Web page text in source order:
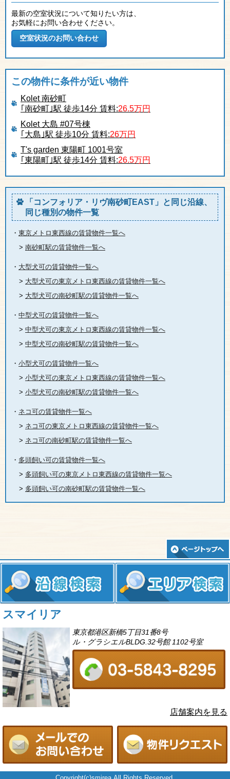
最新の空室状況について知りたい方は、
お気軽にお問い合わせください。
この物件に条件が近い物件
Kolet 南砂町
｢南砂町｣駅 徒歩14分 賃料:26.5万円
Kolet 大島 #07号棟
｢大島｣駅 徒歩10分 賃料:26万円
T's garden 東陽町 1001号室
｢東陽町｣駅 徒歩14分 賃料:26.5万円
「コンフォリア・リヴ南砂町EAST」と同じ沿線、
同じ種別の物件一覧
・ 東京メトロ東西線の賃貸物件一覧へ
> 南砂町駅の賃貸物件一覧へ
・ 大型犬可の賃貸物件一覧へ
> 大型犬可の東京メトロ東西線の賃貸物件一覧へ
> 大型犬可の南砂町駅の賃貸物件一覧へ
・ 中型犬可の賃貸物件一覧へ
> 中型犬可の東京メトロ東西線の賃貸物件一覧へ
> 中型犬可の南砂町駅の賃貸物件一覧へ
・ 小型犬可の賃貸物件一覧へ
> 小型犬可の東京メトロ東西線の賃貸物件一覧へ
> 小型犬可の南砂町駅の賃貸物件一覧へ
・ ネコ可の賃貸物件一覧へ
> ネコ可の東京メトロ東西線の賃貸物件一覧へ
> ネコ可の南砂町駅の賃貸物件一覧へ
・ 多頭飼い可の賃貸物件一覧へ
> 多頭飼い可の東京メトロ東西線の賃貸物件一覧へ
> 多頭飼い可の南砂町駅の賃貸物件一覧へ
スマイリア
東京都港区新橋5丁目31番8号
ル・グラシエルBLDG.32号館 1102号室
店舗案内を見る